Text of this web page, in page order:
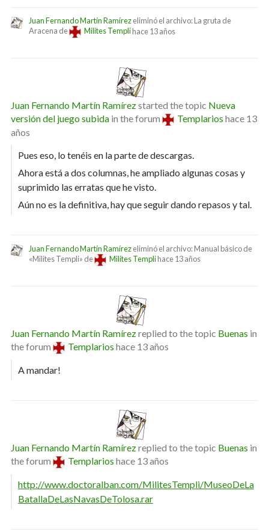
Juan Fernando Martín Ramírezeliminó el archivo: La gruta de
Aracena de
Milites Templihace 13 años
Juan Fernando Martín Ramírezstarted the topic Nueva
versión del juego subidain the forum Templarios hace 13
años
Pues eso, lo tenéis en la parte de descargas.
Ahora está a dos columnas, he ampliado algunas cosas y
suprimido las erratas que he visto.
Aún no es la definitiva, hay que seguir dando repasos y tal.
Juan Fernando Martín Ramírezeliminó el archivo: Manual básico de
«Milites Templi» de
Milites Templihace 13 años
Juan Fernando Martín Ramírezreplied to the topic Buenas in
the forum
Templarios hace 13 años
A mandar!
Juan Fernando Martín Ramírezreplied to the topic Buenas in
the forum
Templarios hace 13 años
http://www.doctoralban.com/MilitesTempli/MuseoDeLa
BatallaDeLasNavasDeTolosa.rar